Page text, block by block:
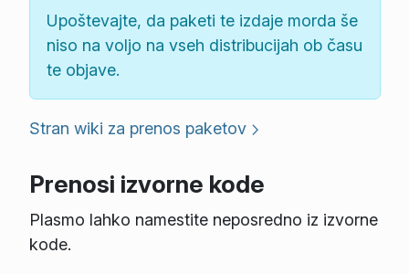
Upoštevajte, da paketi te izdaje morda še
niso na voljo na vseh distribucijah ob času
te objave.
Stran wiki za prenos paketov
Prenosi izvorne kode
Plasmo lahko namestite neposredno iz izvorne
kode.